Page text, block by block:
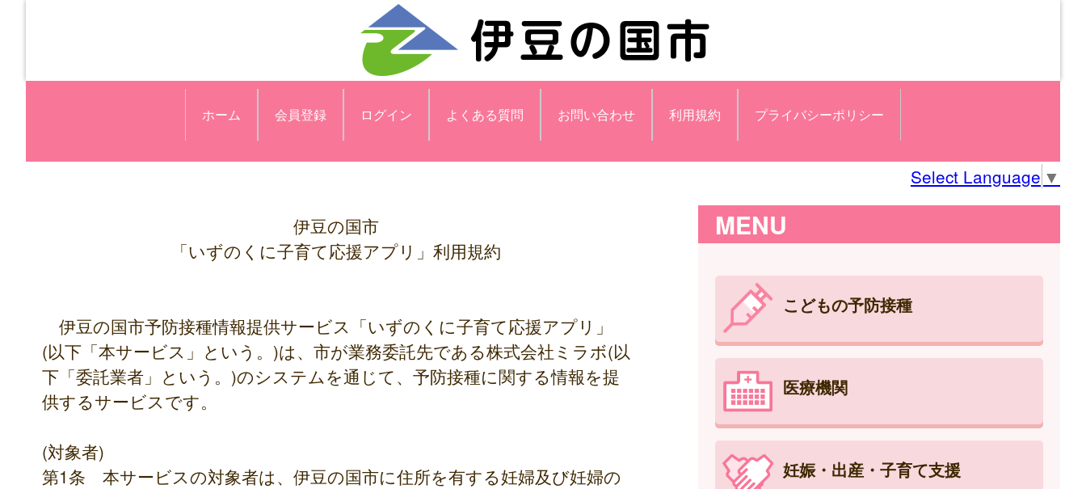
ホーム 会員登録 ログイン よくある質問 お問い合わせ 利用規約 プライバシーポリシー
Select Language ▼
伊豆の国市
「いずのくに子育て応援アプリ」利用規約
伊豆の国市予防接種情報提供サービス「いずのくに子育て応援アプリ」
(以下「本サービス」という。)は、市が業務委託先である株式会社ミラボ(以
下「委託業者」という。)のシステムを通じて、予防接種に関する情報を提
供するサービスです。
(対象者)
第1条 本サービスの対象者は、伊豆の国市に住所を有する妊婦及び妊婦の
MENU
こどもの予防接種
医療機関
妊娠・出産・子育て支援